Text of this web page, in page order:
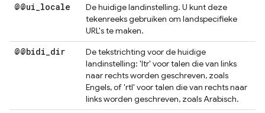
@@ui locale
De huidige landinstelling. U kunt deze
tekenreeks gebruiken om landspecifieke
URL's te maken.
@@bidi dir
De tekstrichting voor de huidige
landinstelling: 'ltr' voor talen die van links
naar rechts worden geschreven, zoals
Engels, of 'rtl' voor talen die van rechts naar
links worden geschreven, zoals Arabisch.